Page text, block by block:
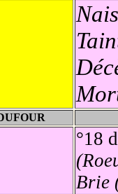
°18
Brie